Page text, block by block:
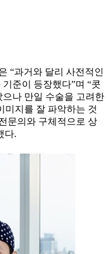
“과거와 달리 사전적인
준이 등장했다”며 “콧
나 만일 수술을 고려한
미지를 잘 파악하는 것
문의와 구체적으로 상
다.